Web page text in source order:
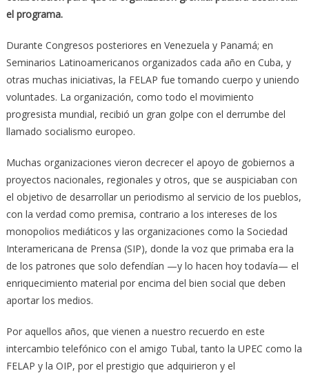
el programa.
Durante Congresos posteriores en Venezuela y Panamá; en
Seminarios Latinoamericanos organizados cada año en Cuba, y
otras muchas iniciativas, la FELAP fue tomando cuerpo y uniendo
voluntades. La organización, como todo el movimiento
progresista mundial, recibió un gran golpe con el derrumbe del
llamado socialismo europeo.
Muchas organizaciones vieron decrecer el apoyo de gobiernos a
proyectos nacionales, regionales y otros, que se auspiciaban con
el objetivo de desarrollar un periodismo al servicio de los pueblos,
con la verdad como premisa, contrario a los intereses de los
monopolios mediáticos y las organizaciones como la Sociedad
Interamericana de Prensa (SIP), donde la voz que primaba era la
de los patrones que solo defendían —y lo hacen hoy todavía— el
enriquecimiento material por encima del bien social que deben
aportar los medios.
Por aquellos años, que vienen a nuestro recuerdo en este
intercambio telefónico con el amigo Tubal, tanto la UPEC como la
FELAP y la OIP, por el prestigio que adquirieron y el